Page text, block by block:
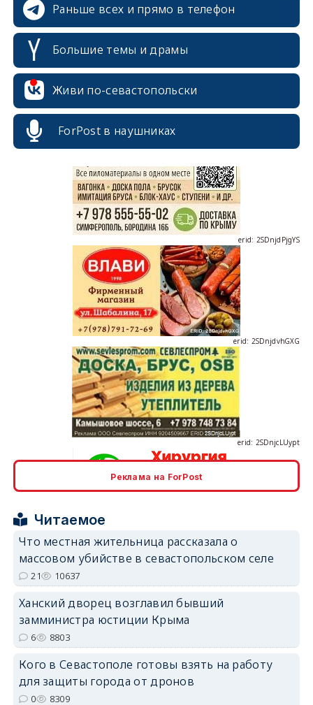
Раньше всех и прямо в телефон
Большие темы и драмы
Живи по-севастопольски
ForPost в наушниках
erid: 2SDnjdPjgYS
erid: 2SDnjdvhGXG
erid: 2SDnjcrDNw6
Реклама на ForPost
Читаемое
Что местная жительница рассказала о
массовом убийстве в севастопольском селе
21 10637
Ханский дворец возглавил бывший
замминистра юстиции Крыма
6 8803
Кого в Севастополе готовы взять на работу
для защиты города от дронов
0 8309